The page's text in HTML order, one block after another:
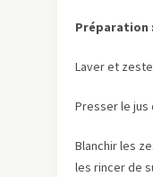
Préparation :
Laver et
Presser le jus
Blanchir les
les rincer de